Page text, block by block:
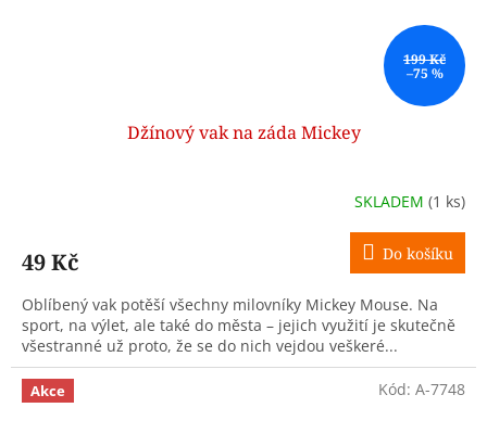
199 Kč
–75 %
Džínový vak na záda Mickey
SKLADEM (1 ks)
49 Kč Do košíku
Oblíbený vak potěší všechny milovníky Mickey Mouse. Na
sport, na výlet, ale také do města – jejich využití je skutečně
všestranné už proto, že se do nich vejdou veškeré...
Akce Kód: A-7748